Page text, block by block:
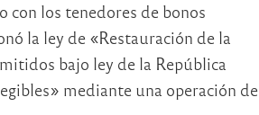
con los tenedores de bonos
la ley de «Restauración de la
bajo ley de la República
mediante una operación de